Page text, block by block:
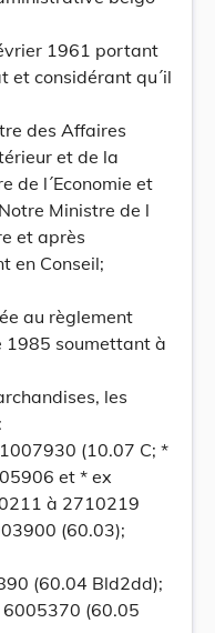
1961 portant
et considérant qu´il
des Affaires
et de la
de l´Economie et
Ministre de l
et après
en Conseil;
au règlement
1985 soumettant à
les
(10.07 C; *
et * ex
à 2710219
(60.03);
(60.04 Bld2dd);
(60.05